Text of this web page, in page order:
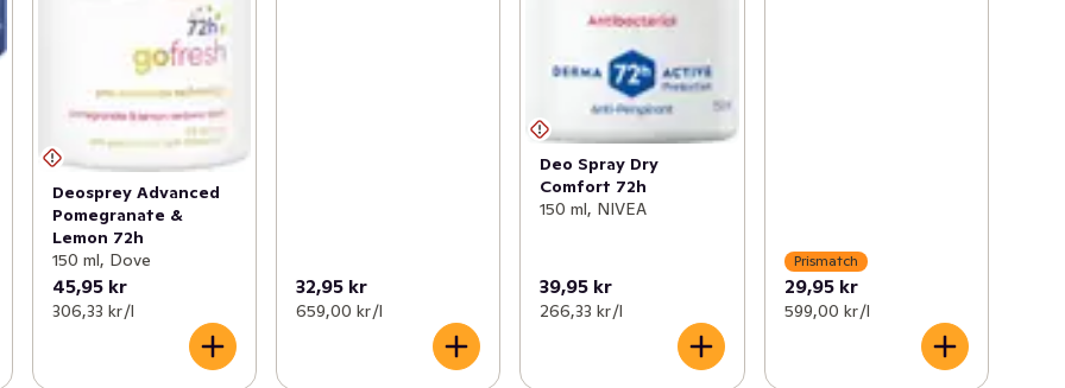
Deosprey Advanced
Pomegranate &
Lemon 72h
150 ml, Dove
45,95 kr
306,33 kr /l
32,95 kr
659,00 kr /l
Deo Spray Dry
Comfort 72h
150 ml, NIVEA
39,95 kr
266,33 kr /l
Prismatch
29,95 kr
599,00 kr /l